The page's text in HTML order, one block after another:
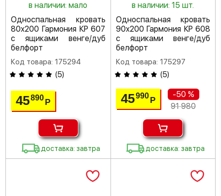
в наличии: мало
Односпальная кровать
80х200 Гармония КР 607
с ящиками венге/дуб
белфорт
Код товара: 175294
(5)
45890Р
доставка: завтра
в наличии: 15 шт.
Односпальная кровать
90х200 Гармония КР 608
с ящиками венге/дуб
белфорт
Код товара: 175297
(5)
45990 Р
-50 %
91 980
доставка: завтра